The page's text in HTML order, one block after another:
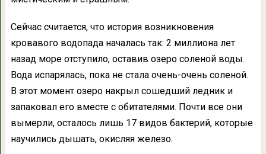
Сейчас считается, что история возникновения
кровавого водопада началась так: 2 миллиона лет
назад море отступило, оставив озеро соленой воды.
Вода испарялась, пока не стала очень-очень соленой.
В этот момент озеро накрыл сошедший ледник и
запаковал его вместе с обитателями. Почти все они
вымерли, осталось лишь 17 видов бактерий, которые
научились дышать, окисляя железо.